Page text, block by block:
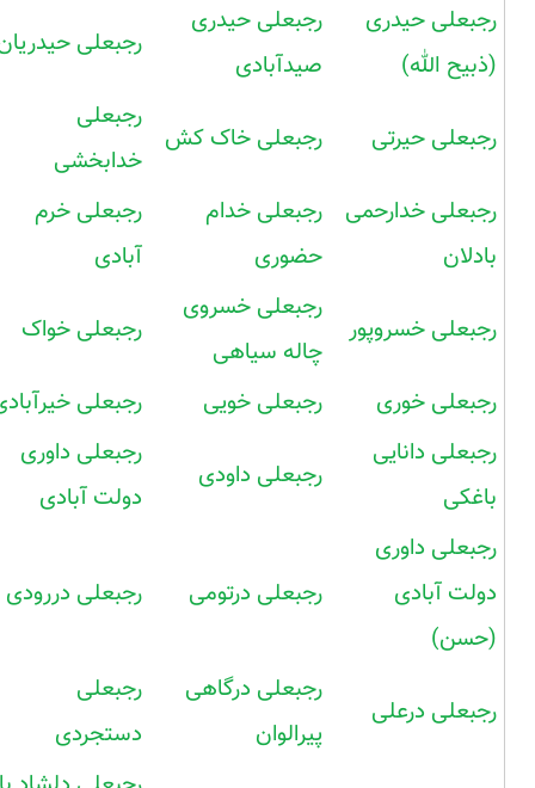
رجبعلی حیدری
(ذبیح الله)
رجبعلی حیدری
صیدآبادی
رجبعلی
رجبعلی حیرتی رجبعلی خاک کش
رجبعلی
خدابخشی
رجبعلی خدارحمی
بادلان
رجبعلی خدام
حضوری
رجبعلی خرم
آبادی
رجبعلی خسروپور
رجبعلی خسروی
چاله سیاهی
رجبعلی خواک
رجبعلی خوری رجبعلی خویی
رجبعلی
رجبعلی دانایی
باغکی
رجبعلی داودی
رجبعلی داوری
دولت آبادی
رجبعلی داوری
دولت آبادی
(حسن)
رجبعلی درتومی رجبعلی دررودی
رجبعلی درعلی
رجبعلی درگاهی
پیرالوان
رجبعلی
دستجردی